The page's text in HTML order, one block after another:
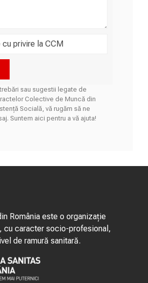
sau sugestii legate de
Colective de Muncă din
Socială, vă rugăm să ne
Suntem aici pentru a vă ajuta!
România este o organizație
cu caracter socio-profesional,
de ramură sanitară.